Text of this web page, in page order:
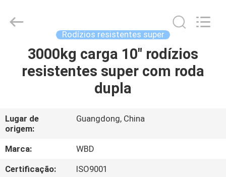
CASA
VÍDEOS
SOBRE
NÓS
Metal
Rodízios resistentes super
3000kg carga 10" rodízios
resistentes super com roda
dupla
Lugar de
origem:
Guangdong, China
Marca:
WBD
Certificação:
ISO9001